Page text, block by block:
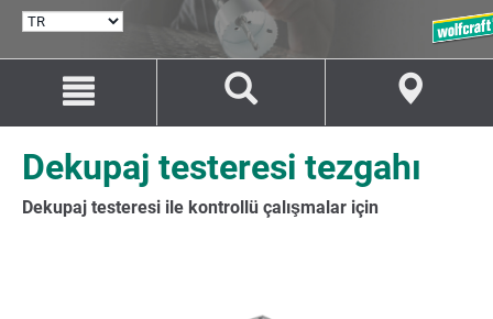
Navigasyona
Dekupaj testeresi tezgahı
Dekupaj testeresi ile kontrollü çalışmalar için